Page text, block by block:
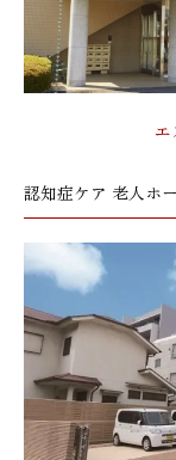
認知症ケア 老人ホ